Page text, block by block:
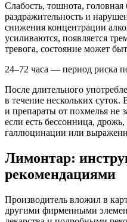
Слабость, тошнота, головная
раздражительность и
снижения концентрации
усиливаются, появляется
тревога, состояние может
24–72 часа — период риска
После длительного
в течение нескольких
и препараты от похмелья не
если есть бессонница,
галлюцинации или
Лимонтар:
рекомендациями
Производитель вложил в
другими фирменными